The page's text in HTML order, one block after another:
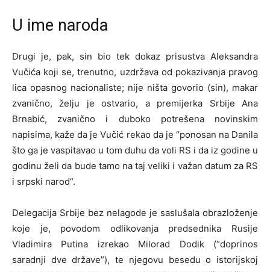
U ime naroda
Drugi je, pak, sin bio tek dokaz prisustva Aleksandra
Vučića koji se, trenutno, uzdržava od pokazivanja pravog
lica opasnog nacionaliste; nije ništa govorio (sin), makar
zvanično, želju je ostvario, a premijerka Srbije Ana
Brnabić, zvanično i duboko potrešena novinskim
napisima, kaže da je Vučić rekao da je “ponosan na Danila
što ga je vaspitavao u tom duhu da voli RS i da iz godine u
godinu želi da bude tamo na taj veliki i važan datum za RS
i srpski narod“.
Delegacija Srbije bez nelagode je saslušala obrazloženje
koje je, povodom odlikovanja predsednika Rusije
Vladimira Putina izrekao Milorad Dodik (“doprinos
saradnji dve države”), te njegovu besedu o istorijskoj